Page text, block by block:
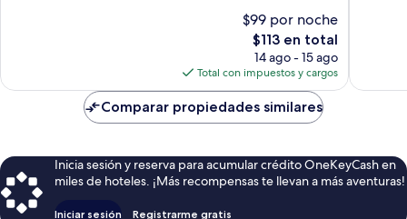
$99 por noche
El
precio
actual
es
de
$113
$113 en total
14 ago - 15 ago
Total con impuestos y cargos
Comparar propiedades similares
Inicia sesión y reserva para acumular crédito OneKeyCash en
miles de hoteles. ¡Más recompensas te llevan a más aventuras!
Iniciar sesión Registrarme gratis